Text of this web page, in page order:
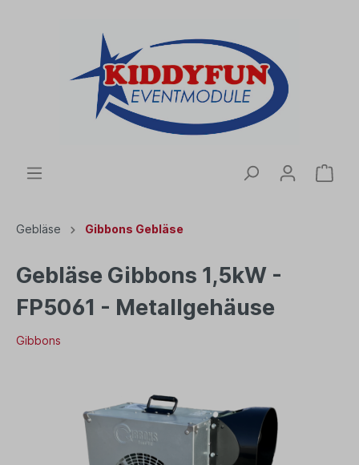
Gebläse Gibbons Gebläse
Gebläse Gibbons 1,5kW -
FP5061 - Metallgehäuse
Gibbons